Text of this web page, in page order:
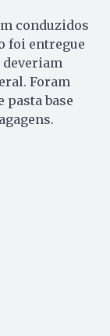
conduzidos
foi entregue
deveriam
Foram
pasta base